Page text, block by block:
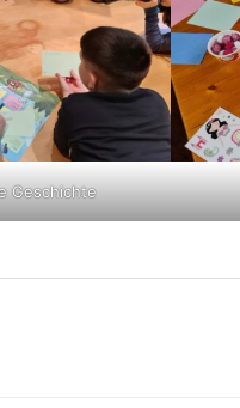
Geschichte